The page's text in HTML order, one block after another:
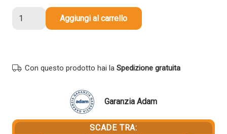
originale
Aggiungi al carrello
Con questo prodotto hai la Spedizione gratuita
Garanzia Adam
SCADE TRA: